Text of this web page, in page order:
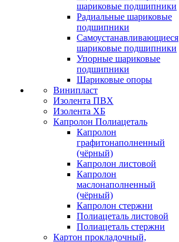
шариковые подшипники
Радиальные шариковые
подшипники
Самоустанавливающиеся
шариковые подшипники
Упорные шариковые
подшипники
Шариковые опоры
Винипласт
Изолента ПВХ
Изолента ХБ
Капролон Полиацеталь
Капролон
графитонаполненный
(чёрный)
Капролон листовой
Капролон
маслонаполненный
(чёрный)
Капролон стержни
Полиацеталь листовой
Полиацеталь стержни
Картон прокладочный,